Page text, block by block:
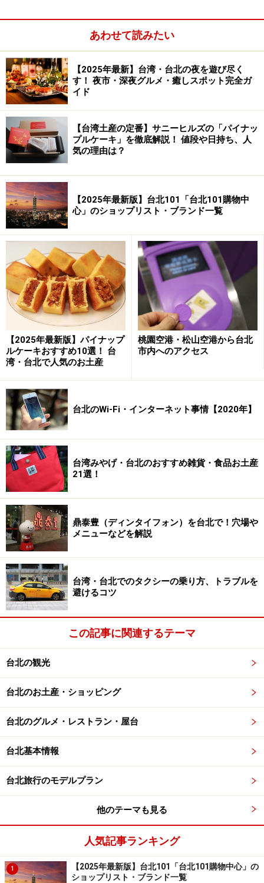
展望台には無料で借りられる音声ガイド機があり、以前
は貸し出しの際パスポートの提示が求められましたが、
現在はチケットの半券を提示するだけで借りられるよう
になりました。
91階の屋外展望台から、台北101ビルを見
上げる
屋外展望台は人もまばら
だけ解放しています。気象観測装置があり、91階の温
度・湿度・風速・風向をリアルタイムに表示しています
居心地の良さで言えば屋内の展望台に軍配が上がります
が、101ビルの頂上をより近い距離から見上げることが
できますし、遠くの景色を写真撮影するなら屋外からの
方がきれいに撮れます。
世界最大のマス・ダンパー
展望台に行ったらぜひ観てほしいのが丸くて大きな物
体、マス・ダンパー。87階から91階の中心にあり、大き
さは世界最大でその重さは660トン。台北101のイメージ
キャラクターにもなっているこのマス・ダンパーって、
一体何のためにあるのでしょうか？
チューンド・マス・ダンパー（Tuned Mass Damper、以
下TMD）の主な目的は建物のバランスを保ち、強風が吹
いたときの揺れを低減させること。風力によるビルの震
動を40％抑えることができます。例えば100年に一度の
大型台風が上陸した時は、TMDが150センチ往復して揺
れ、緩衝システム（Bumper System）で揺れの影響を低
減させます。
あわせて読みたい
【2025年最新】台湾・台北の夜を遊び尽く
す！ 夜市・深夜グルメ・癒しスポット完全ガ
イド
【台湾土産の定番】サニーヒルズの「パイナッ
プルケーキ」を徹底解説！ 値段や日持ち、人
気の理由は？
【2025年最新版】台北101「台北101購物中
心」のショップリスト・ブランド一覧
【2025年最新版】パイナップ
ルケーキおすすめ10選！ 台
湾・台北で人気のお土産
桃園空港・松山空港から台北
市内へのアクセス
台北のWi-Fi・インターネット事情【2020年】
台湾みやげ・台北のおすすめ雑貨・食品お土産
21選！
鼎泰豊（ディンタイフォン）を台北で！穴場や
メニューなどを解説
台湾・台北でのタクシーの乗り方、トラブルを
避けるコツ
この記事に関連するテーマ
台北の観光
台北のお土産・ショッピング
台北のグルメ・レストラン・屋台
台北基本情報
台北旅行のモデルプラン
他のテーマも見る
人気記事ランキング
1
【2025年最新版】台北101「台北101購物中心」の
ショップリスト・ブランド一覧